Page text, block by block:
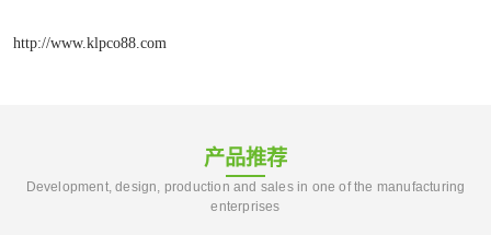
http://www.klpco88.com
产品推荐
Development, design, production and sales in one of the manufacturing
enterprises